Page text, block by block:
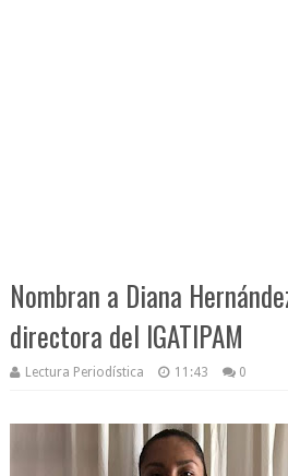
Nombran a Diana
directora del IGATIPAM
Lectura Periodística 11:43 0